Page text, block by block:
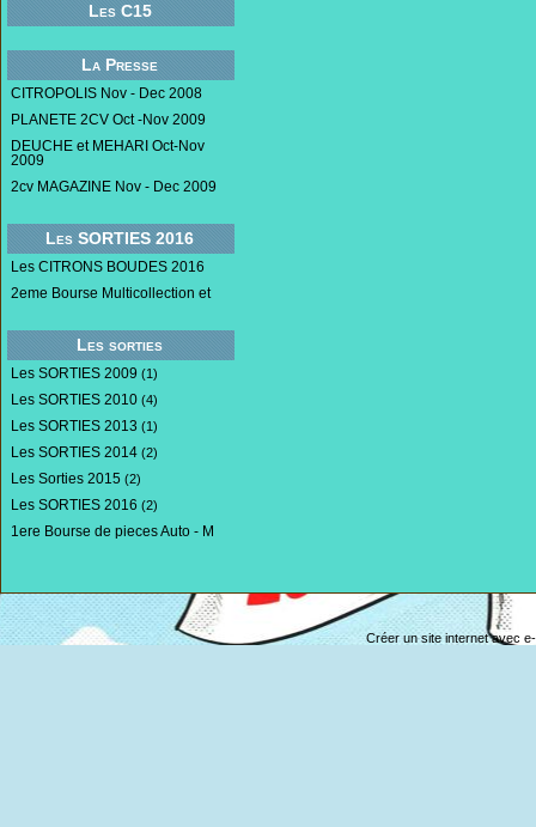
Les C15
La Presse
CITROPOLIS Nov - Dec 2008
PLANETE 2CV Oct -Nov 2009
DEUCHE et MEHARI Oct-Nov
2009
2cv MAGAZINE Nov - Dec 2009
Les SORTIES 2016
Les CITRONS BOUDES 2016
2eme Bourse Multicollection et
Les sorties
Les SORTIES 2009 (1)
Les SORTIES 2010 (4)
Les SORTIES 2013 (1)
Les SORTIES 2014 (2)
Les Sorties 2015 (2)
Les SORTIES 2016 (2)
1ere Bourse de pieces Auto - M
Créer un site internet avec